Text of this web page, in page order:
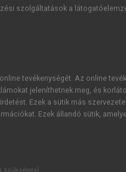
megvalósuló, ún.
intézmény (3.2.2.)
a folyamatot:
az tette
eltüntette, illetve magára
stb.), így nem
helyzet jött létre:
szolgáltatások a
tevékenységét. Az online
jeleníthetnek meg, és
Ezek a sütik más
Ezek állandó sütik,
szükséges)